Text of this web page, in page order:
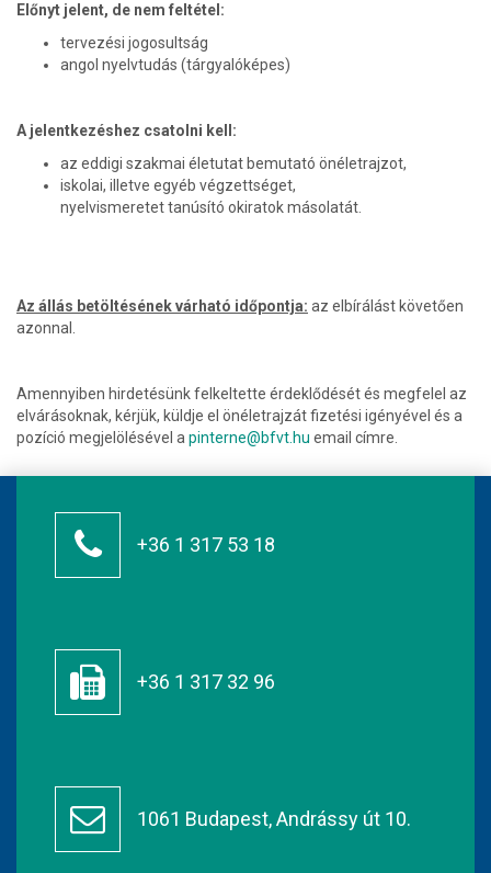
Előnyt jelent, de nem feltétel:
tervezési jogosultság
angol nyelvtudás (tárgyalóképes)
A jelentkezéshez csatolni kell:
az eddigi szakmai életutat bemutató önéletrajzot,
iskolai, illetve egyéb végzettséget,
nyelvismeretet tanúsító okiratok másolatát.
Az állás betöltésének várható időpontja: az elbírálást követően
azonnal.
Amennyiben hirdetésünk felkeltette érdeklődését és megfelel az
elvárásoknak, kérjük, küldje el önéletrajzát fizetési igényével és a
pozíció megjelölésével a pinterne@bfvt.hu email címre.
+36 1 317 53 18
+36 1 317 32 96
1061 Budapest, Andrássy út 10.